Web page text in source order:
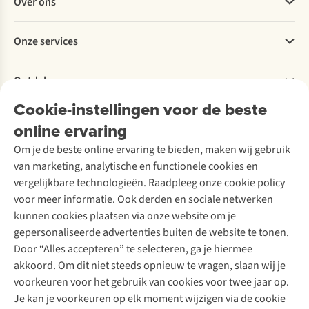
Cookie-instellingen voor de beste
online ervaring
Om je de beste online ervaring te bieden, maken wij gebruik
van marketing, analytische en functionele cookies en
vergelijkbare technologieën. Raadpleeg onze cookie policy
voor meer informatie. Ook derden en sociale netwerken
kunnen cookies plaatsen via onze website om je
gepersonaliseerde advertenties buiten de website te tonen.
Door “Alles accepteren” te selecteren, ga je hiermee
akkoord. Om dit niet steeds opnieuw te vragen, slaan wij je
voorkeuren voor het gebruik van cookies voor twee jaar op.
Je kan je voorkeuren op elk moment wijzigen via de cookie
Bestellen
Betalen
Levering
Retourneren
Bestelling herroepen
Garantie
Contact
Explore More
Verantwoord ondernemen
Over Ayacucho
Onze winkels
Over A.S.Adventure
Toegankelijkheidsverklaring
Onze services
Ski-onderhoud
Wasservice
Schoenonderhoud
Schoenherstelling
Kledingherstelling
Retouches
Voor bedrijven
Ontdek
A.S.Magazine
Podcast
Explore Academy
Explore Camp
Gear Check
Inspiratie & advies
Meld je aan voor de nieuwsbrief
Follow us